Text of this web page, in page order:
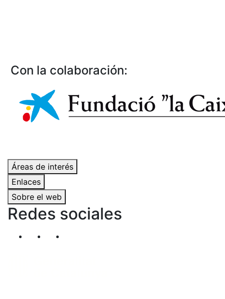
Con la colaboración:
Áreas de interés
Enlaces
Sobre el web
Redes sociales
Segueix-nos al nostre canal de Twitter